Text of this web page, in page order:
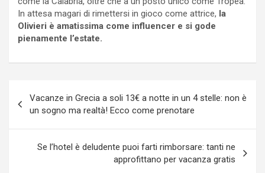
In attesa magari di rimettersi in gioco come attrice, la
Olivieri è amatissima come influencer e si gode
pienamente l’estate.
articoli
Vacanze in Grecia a soli 13€ a notte in un 4 stelle: non è
un sogno ma realtà! Ecco come prenotare
Se l’hotel è deludente puoi farti rimborsare: tanti ne
approfittano per vacanza gratis